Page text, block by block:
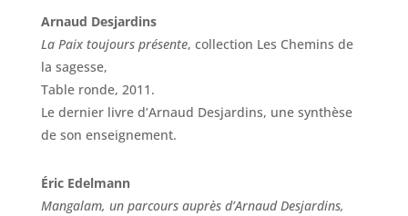
Arnaud Desjardins
La Paix toujours présente, collection Les Chemins de
la sagesse,
Table ronde, 2011.
Le dernier livre d’Arnaud Desjardins, une synthèse
de son enseignement.
Éric Edelmann
Mangalam, un parcours auprès d’Arnaud Desjardins,